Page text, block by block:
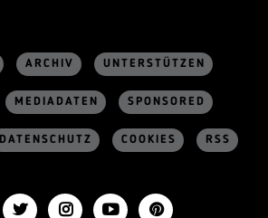
ARCHIV UNTERSTÜTZEN
MEDIADATEN SPONSORED
DATENSCHUTZ COOKIES RSS